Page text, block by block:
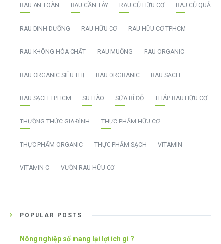
RAU AN TOÀN RAU CẦN TÂY RAU CỦ HỮU CƠ RAU CỦ QUẢ
RAU DINH DƯỠNG RAU HỮU CƠ RAU HỮU CƠ TPHCM
RAU KHÔNG HÓA CHẤT RAU MUỐNG RAU ORGANIC
RAU ORGANIC SIÊU THỊ RAU ORGRANIC RAU SẠCH
RAU SẠCH TPHCM SU HÀO SỮA BÍ ĐỎ THÁP RAU HỮU CƠ
THƯỜNG THỨC GIA ĐÌNH THỰC PHẨM HỮU CƠ
THỰC PHẨM ORGANIC THỰC PHẨM SẠCH VITAMIN
VITAMIN C VƯỜN RAU HỮU CƠ
POPULAR POSTS
Nông nghiệp số mang lại lợi ích gì ?